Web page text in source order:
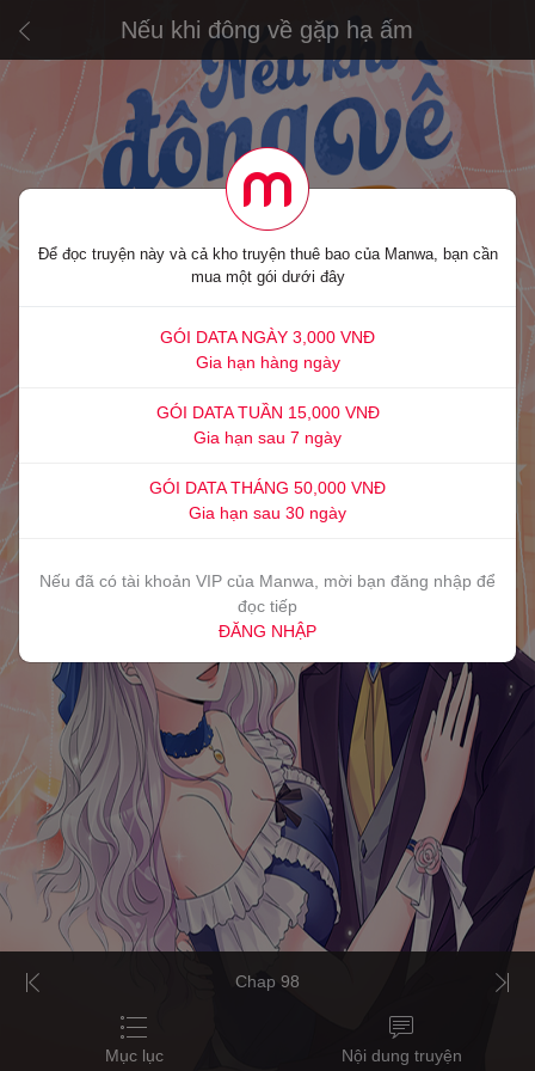
Nếu khi đông về gặp hạ ấm
Chap 98
Mục lục Nội dung truyện
Để đọc truyện này và cả kho truyện thuê bao của Manwa, bạn cần
mua một gói dưới đây
GÓI DATA NGÀY 3,000 VNĐ
Gia hạn hàng ngày
GÓI DATA TUẦN 15,000 VNĐ
Gia hạn sau 7 ngày
GÓI DATA THÁNG 50,000 VNĐ
Gia hạn sau 30 ngày
Nếu đã có tài khoản VIP của Manwa, mời bạn đăng nhập để
đọc tiếp
ĐĂNG NHẬP